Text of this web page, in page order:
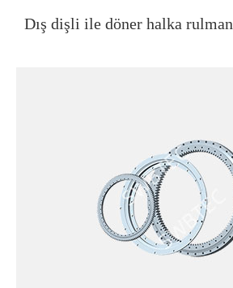
Dış dişli ile döner halka rulman